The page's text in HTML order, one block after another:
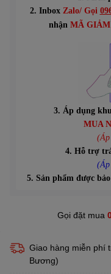
2. Inbox Zalo/ Gọi
nhận MÃ
3. Áp dụng
MUA
(Áp
4. Hỗ trợ
(Áp
5. Sản phẩm được
Gọi đặt mua
Giao hàng miễn phí
Bương)